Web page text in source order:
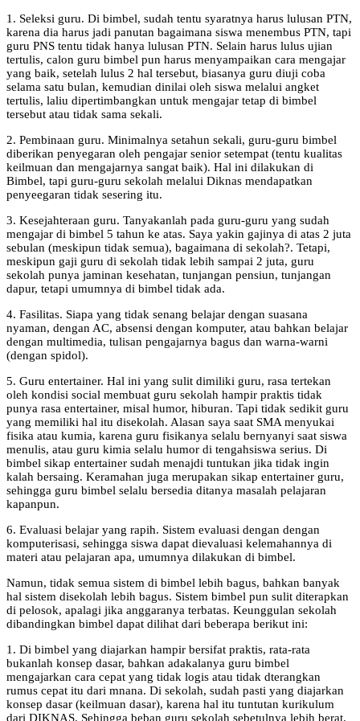
1. Seleksi guru. Di bimbel, sudah tentu syaratnya harus lulusan PTN,
karena dia harus jadi panutan bagaimana siswa menembus PTN, tapi
guru PNS tentu tidak hanya lulusan PTN. Selain harus lulus ujian
tertulis, calon guru bimbel pun harus menyampaikan cara mengajar
yang baik, setelah lulus 2 hal tersebut, biasanya guru diuji coba
selama satu bulan, kemudian dinilai oleh siswa melalui angket
tertulis, laliu dipertimbangkan untuk mengajar tetap di bimbel
tersebut atau tidak sama sekali.
2. Pembinaan guru. Minimalnya setahun sekali, guru-guru bimbel
diberikan penyegaran oleh pengajar senior setempat (tentu kualitas
keilmuan dan mengajarnya sangat baik). Hal ini dilakukan di
Bimbel, tapi guru-guru sekolah melalui Diknas mendapatkan
penyeegaran tidak sesering itu.
3. Kesejahteraan guru. Tanyakanlah pada guru-guru yang sudah
mengajar di bimbel 5 tahun ke atas. Saya yakin gajinya di atas 2 juta
sebulan (meskipun tidak semua), bagaimana di sekolah?. Tetapi,
meskipun gaji guru di sekolah tidak lebih sampai 2 juta, guru
sekolah punya jaminan kesehatan, tunjangan pensiun, tunjangan
dapur, tetapi umumnya di bimbel tidak ada.
4. Fasilitas. Siapa yang tidak senang belajar dengan suasana
nyaman, dengan AC, absensi dengan komputer, atau bahkan belajar
dengan multimedia, tulisan pengajarnya bagus dan warna-warni
(dengan spidol).
5. Guru entertainer. Hal ini yang sulit dimiliki guru, rasa tertekan
oleh kondisi social membuat guru sekolah hampir praktis tidak
punya rasa entertainer, misal humor, hiburan. Tapi tidak sedikit guru
yang memiliki hal itu disekolah. Alasan saya saat SMA menyukai
fisika atau kumia, karena guru fisikanya selalu bernyanyi saat siswa
menulis, atau guru kimia selalu humor di tengahsiswa serius. Di
bimbel sikap entertainer sudah menajdi tuntukan jika tidak ingin
kalah bersaing. Keramahan juga merupakan sikap entertainer guru,
sehingga guru bimbel selalu bersedia ditanya masalah pelajaran
kapanpun.
6. Evaluasi belajar yang rapih. Sistem evaluasi dengan dengan
komputerisasi, sehingga siswa dapat dievaluasi kelemahannya di
materi atau pelajaran apa, umumnya dilakukan di bimbel.
Namun, tidak semua sistem di bimbel lebih bagus, bahkan banyak
hal sistem disekolah lebih bagus. Sistem bimbel pun sulit diterapkan
di pelosok, apalagi jika anggaranya terbatas. Keunggulan sekolah
dibandingkan bimbel dapat dilihat dari beberapa berikut ini:
1. Di bimbel yang diajarkan hampir bersifat praktis, rata-rata
bukanlah konsep dasar, bahkan adakalanya guru bimbel
mengajarkan cara cepat yang tidak logis atau tidak dterangkan
rumus cepat itu dari mnana. Di sekolah, sudah pasti yang diajarkan
konsep dasar (keilmuan dasar), karena hal itu tuntutan kurikulum
dari DIKNAS. Sehingga beban guru sekolah sebetulnya lebih berat.